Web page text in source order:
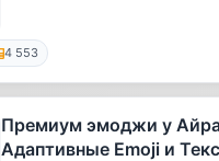
4 553
Премиум эмоджи у
Адаптивные Emoji и